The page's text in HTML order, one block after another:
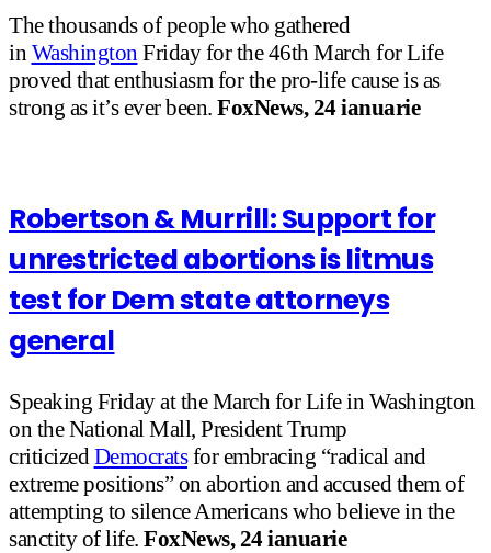
The thousands of people who gathered
in Washington Friday for the 46th March for Life
proved that enthusiasm for the pro-life cause is as
strong as it’s ever been. FoxNews, 24 ianuarie
Robertson & Murrill: Support for
unrestricted abortions is litmus
test for Dem state attorneys
general
Speaking Friday at the March for Life in Washington
on the National Mall, President Trump
criticizedDemocratsfor embracing “radical and
extreme positions” on abortion and accused them of
attempting to silence Americans who believe in the
sanctity of life. FoxNews, 24 ianuarie